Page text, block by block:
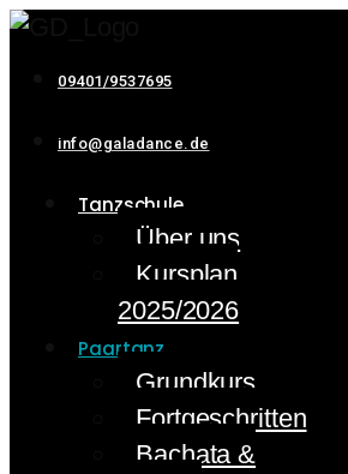
09401/9537695
info@galadance.de
Tanzschule
Über uns
Kursplan
2025/2026
Paartanz
Grundkurs
Fortgeschritten
Bachata &